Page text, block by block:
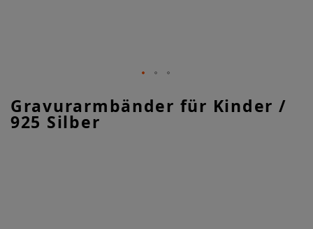
Gravurarmbänder für Kinder /
925 Silber
Anfang
der
Bildgalerie